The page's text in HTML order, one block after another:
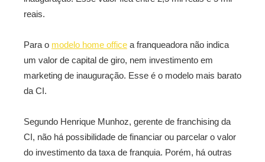
reais.
Para o modelo home office a franqueadora não indica
um valor de capital de giro, nem investimento em
marketing de inauguração. Esse é o modelo mais barato
da CI.
Segundo Henrique Munhoz, gerente de franchising da
CI, não há possibilidade de financiar ou parcelar o valor
do investimento da taxa de franquia. Porém, há outras